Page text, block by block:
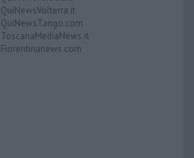
QuiNewsVolterra.it
QuiNewsTango.com
ToscanaMediaNews.it
Fiorentinanews.com